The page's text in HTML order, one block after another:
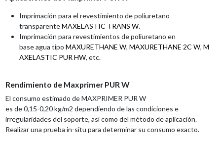
Imprimación para el revestimiento de poliuretano
transparente MAXELASTIC TRANS W.
Imprimación para revestimientos de poliuretano en
base agua tipo MAXURETHANE W, MAXURETHANE 2C W, M
AXELASTIC PUR HW, etc.
Rendimiento de MaxprimerPUR W
El consumo estimado de MAXPRIMER PUR W
es de 0,1 5-0,20 kg/m2 dependiendo de las condiciones e
irregularidades del soporte, así como del método de aplicación.
Realizar una prueba in-situ para determinar su consumo exacto.